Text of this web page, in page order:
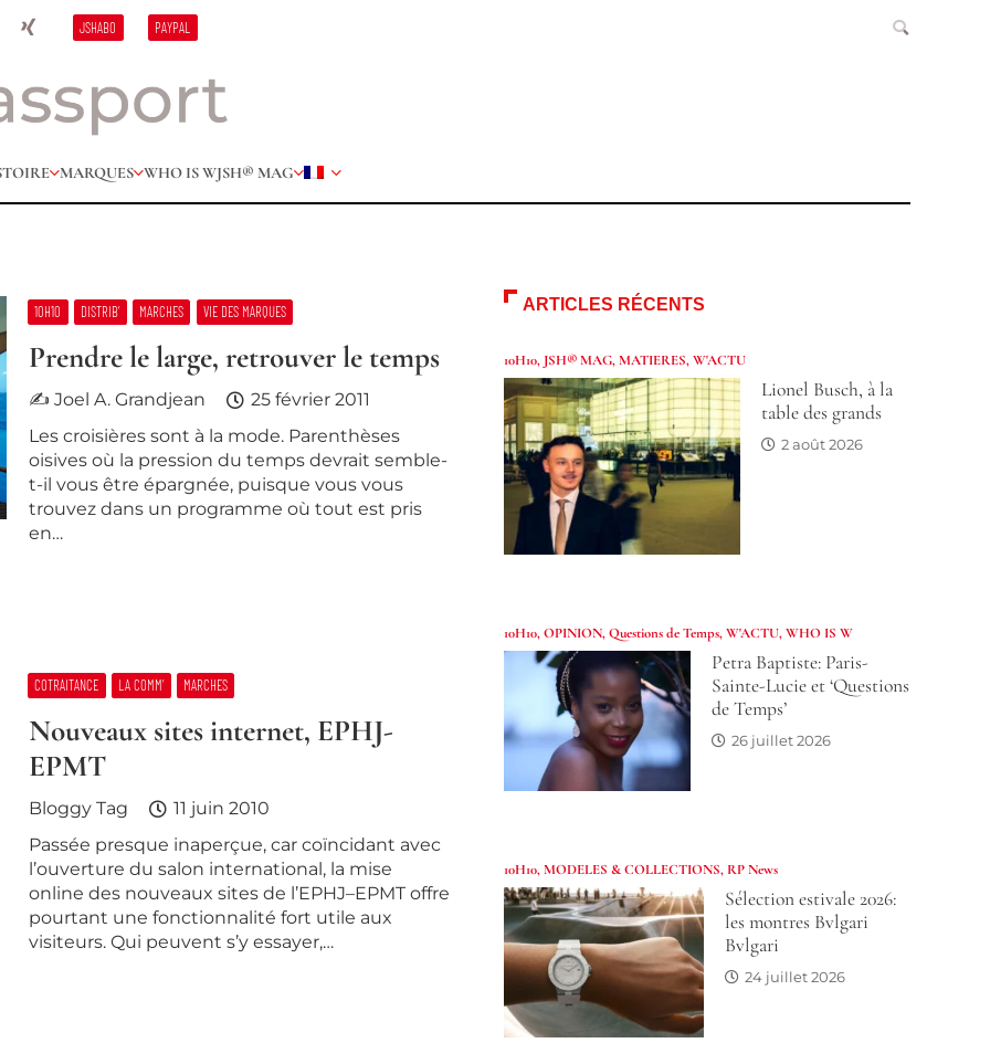
JSHABO PAYPAL
MARQUES WHO IS WJSH® MAG
10H10 DISTRIB’ MARCHES VIE DES MARQUES
Prendre le large, retrouver le temps
✍ Joel A. Grandjean
25 février 2011
Les croisières sont à la mode. Parenthèses
oisives où la pression du temps devrait semble-
t-il vous être épargnée, puisque vous vous
trouvez dans un programme où tout est pris
en…
COTRAITANCE LA COMM’ MARCHES
Nouveaux sites internet, EPHJ-
EPMT
Bloggy Tag
11 juin 2010
Passée presque inaperçue, car coïncidant avec
l’ouverture du salon international, la mise
online des nouveaux sites de l’EPHJ–EPMT offre
pourtant une fonctionnalité fort utile aux
visiteurs. Qui peuvent s’y essayer,…
ARTICLES RÉCENTS
10H10, JSH® MAG,MATIERES,W'ACTU
Lionel Busch, à la
table des grands
2 août 2026
10H10,OPINION,Questions de Temps,W'ACTU,WHO IS W
Petra Baptiste: Paris-
Sainte-Lucie et ‘Questions
de Temps’
26 juillet 2026
10H10,MODELES & COLLECTIONS, RP News
Sélection estivale 2026:
les montres Bvlgari
Bvlgari
24 juillet 2026